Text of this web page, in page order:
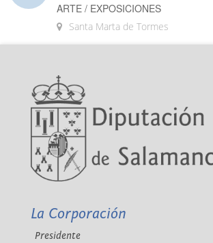
ARTE / EXPOSICIONES
Santa Marta de Tormes
La Corporación
Presidente